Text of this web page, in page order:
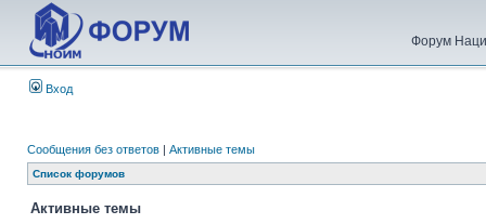
Форум
Вход
Сообщения без ответов | Активные темы
Список форумов
Активные темы